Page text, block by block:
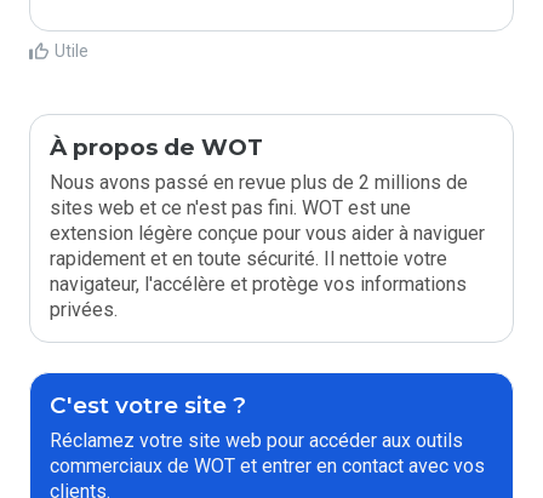
Utile
À propos de WOT
Nous avons passé en revue plus de 2 millions de
sites web et ce n'est pas fini. WOT est une
extension légère conçue pour vous aider à naviguer
rapidement et en toute sécurité. Il nettoie votre
navigateur, l'accélère et protège vos informations
privées.
C'est votre site ?
Réclamez votre site web pour accéder aux outils
commerciaux de WOT et entrer en contact avec vos
clients.